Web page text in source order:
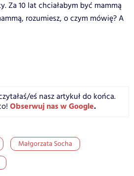
Za 10 lat chciałabym być mammą
rozumiesz, o czym mówię? A
eś nasz artykuł do końca.
Obserwuj nas w Google.
Małgorzata Socha